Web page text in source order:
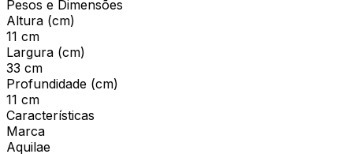
Pesos e Dimensões
Altura (cm)
11 cm
Largura (cm)
33 cm
Profundidade (cm)
11 cm
Características
Marca
Aquilae